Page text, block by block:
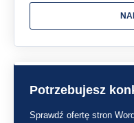
Potrzebujesz
Sprawdź ofertę stron